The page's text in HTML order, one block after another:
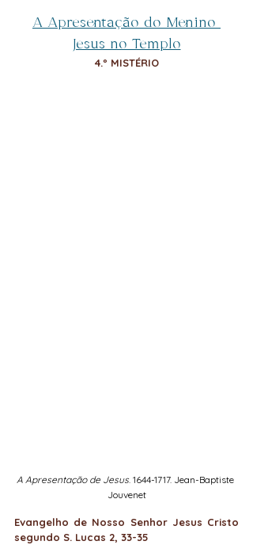
A Apresentação do Menino
Jesus no Templo
4.º MISTÉRIO
A Apresentação de Jesus. 1644-1717. Jean-Baptiste
Jouvenet
Evangelho de Nosso Senhor Jesus Cristo
segundo S. Lucas 2, 33-35